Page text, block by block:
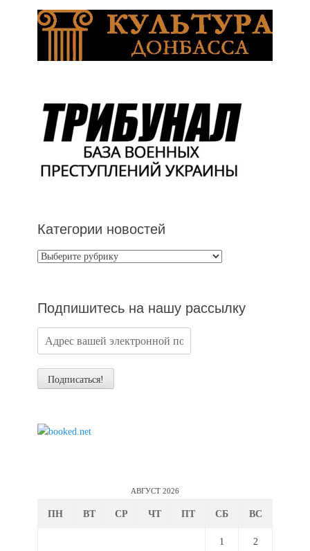
Категории новостей
Категории
Подпишитесь на нашу рассылку
АВГУСТ 2026
ПН ВТ СР ЧТ ПТ СБ ВС
1 2